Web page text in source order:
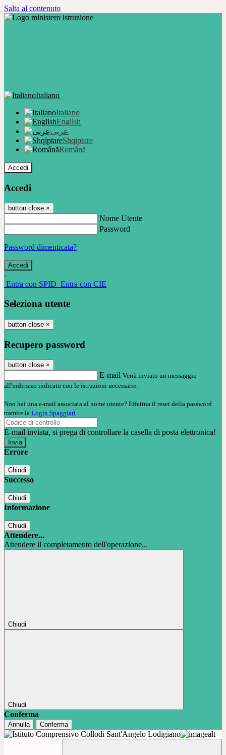
Salta al contenuto
Italiano
Italiano
English
عربى
Shqiptare
Română
Accedi
Accedi
button close ×
Nome Utente
Password
Password dimenticata?
-
Entra con SPID Entra con CIE
Seleziona utente
button close ×
Recupero password
button close ×
E-mail Verrà inviato un messaggio
all'indirizzo indicato con le istruzioni necessarie.
Non hai una e-mail associata al nome utente? Effettua il reset della password
tramite la Login Spaggiari
E-mail inviata, si prega di controllare la casella di posta elettronica!
Errore
Chiudi
Successo
Chiudi
Informazione
Chiudi
Attendere...
Attendere il completamento dell'operazione...
Chiudi
Chiudi
Conferma
Annulla Conferma